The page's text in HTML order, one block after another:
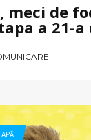
meci de
a 21-a